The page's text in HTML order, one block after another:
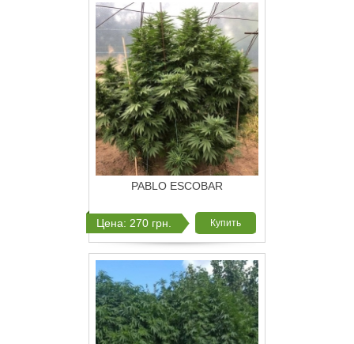
PABLO ESCOBAR
Цена: 270 грн. Купить